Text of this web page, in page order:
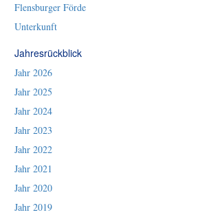
Flensburger Förde
Unterkunft
Jahresrückblick
Jahr 2026
Jahr 2025
Jahr 2024
Jahr 2023
Jahr 2022
Jahr 2021
Jahr 2020
Jahr 2019